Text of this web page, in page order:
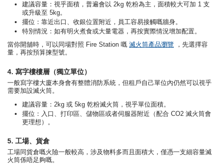
建議容量：視乎面積，普遍會以 2kg 乾粉為主，面積較大可加 1 支
或升級至 5kg。
擺位：靠近出口、收銀位置附近，員工容易接觸嘅牆身。
特別情況：如有明火煮食或大量電器，再按實際情況增加配置。
當你開舖時，可以同場對照 Fire Station 嘅 滅火筒產品瀏覽 ，先選擇容
量，再按預算揀型號。
4. 寫字樓樓層（獨立單位）
一般寫字樓大廈本身會有整體消防系統，但租戶自己單位內仍然可以視乎
需要加設滅火筒。
建議容量：2kg 或 5kg 乾粉滅火筒，視乎單位面積。
擺位：入口、打印區、儲物區或者伺服器附近（配合 CO2 滅火筒會
更理想）。
5. 工場、貨倉
工場同貨倉嘅火險一般較高，涉及物料多而且面積大，僅憑一支細容量滅
火筒係唔足夠嘅。